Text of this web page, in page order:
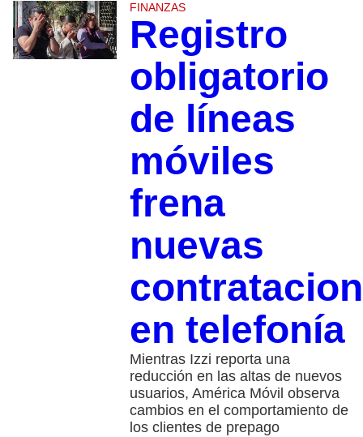
FINANZAS
Registro
obligatorio
de líneas
móviles
frena
nuevas
en telefonía
Mientras Izzi reporta una
reducción en las altas de nuevos
usuarios, América Móvil observa
cambios en el comportamiento de
los clientes de prepago